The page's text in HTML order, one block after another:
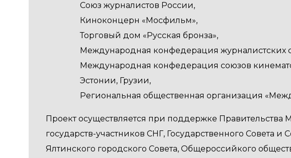
Союз журналистов России,
Киноконцерн «Мосфильм»,
Торговый дом «Русская бронза»,
Международная конфедерация журналистских
Международная конфедерация союзов
Эстонии, Грузии,
Региональная общественная организация
Проект осуществляется при поддержке
государств-участников СНГ, Государственного Совета
Ялтинского городского Совета, Общероссийкого